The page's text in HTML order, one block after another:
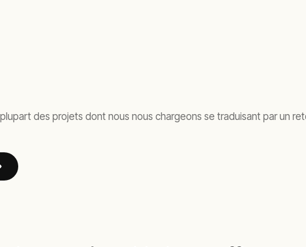
des projets dont nous nous chargeons se traduisant par un